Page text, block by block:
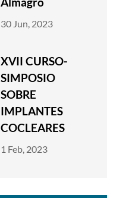
30 Jun, 2023
XVII CURSO-
SIMPOSIO
SOBRE
IMPLANTES
COCLEARES
1 Feb, 2023